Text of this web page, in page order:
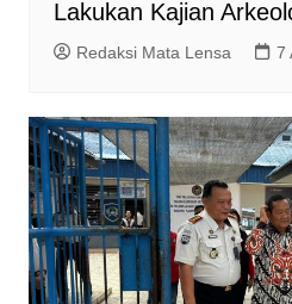
Lakukan Kajian
Redaksi Mata Lensa 7